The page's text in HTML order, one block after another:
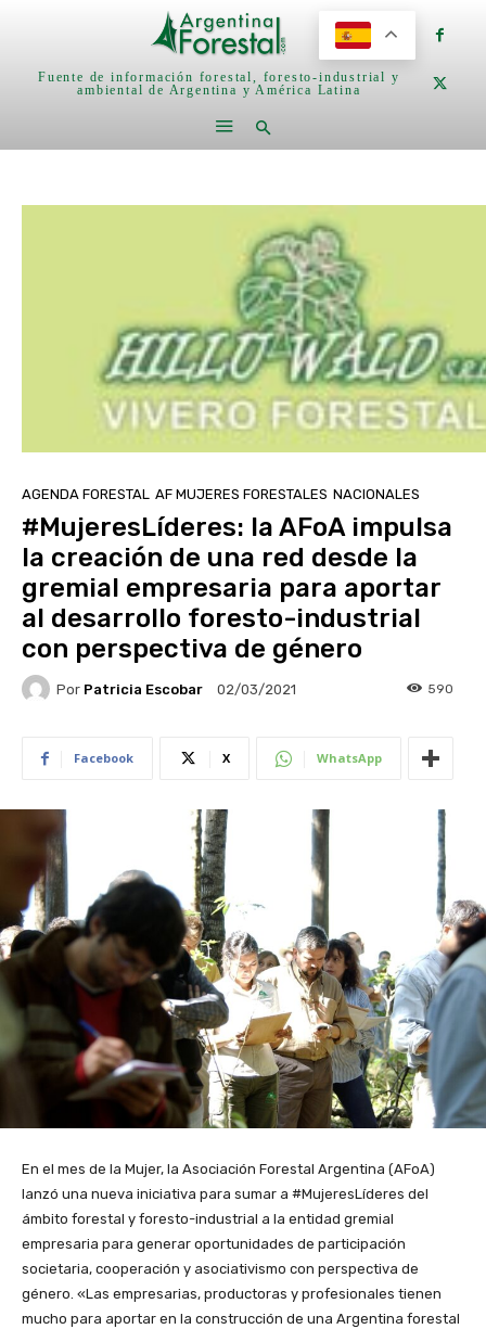
Fuente de información forestal, foresto-industrial y
ambiental de Argentina y América Latina
AGENDA FORESTAL AF MUJERES FORESTALES NACIONALES
#MujeresLíderes: la AFoA impulsa
la creación de una red desde la
gremial empresaria para aportar
al desarrollo foresto-industrial
con perspectiva de género
Por Patricia Escobar 02/03/2021 590
Facebook X WhatsApp
En el mes de la Mujer, la Asociación Forestal Argentina (AFoA)
lanzó una nueva iniciativa para sumar a #MujeresLíderes del
ámbito forestal y foresto-industrial a la entidad gremial
empresaria para generar oportunidades de participación
societaria, cooperación y asociativismo con perspectiva de
género. «Las empresarias, productoras y profesionales tienen
mucho para aportar en la construcción de una Argentina forestal